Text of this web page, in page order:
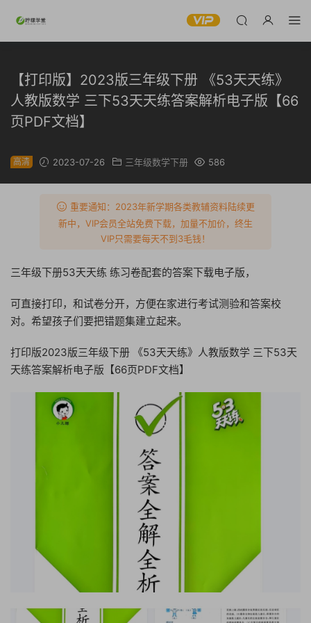
【打印版】2023版三年级下册 《53天天练》
人教版数学 三下53天天练答案解析电子版【66
页PDF文档】
高清 2023-07-26 三年级数学下册 586
重要通知：2023年新学期各类教辅资料陆续更
新中，VIP会员全站免费下载，加量不加价，终生
VIP只需要每天不到3毛钱！
三年级下册53天天练 练习卷配套的答案下载电子版，
可直接打印，和试卷分开，方便在家进行考试测验和答案校
对。希望孩子们要把错题集建立起来。
打印版2023版三年级下册 《53天天练》人教版数学 三下53天
天练答案解析电子版【66页PDF文档】